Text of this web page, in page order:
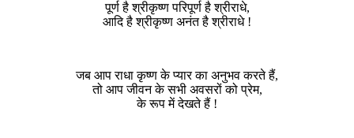
पूर्ण है श्रीकृष्ण परिपूर्ण है श्रीराधे,
आदि है श्रीकृष्ण अनंत है श्रीराधे !
जब आप राधा कृष्ण के प्यार का अनुभव करते हैं,
तो आप जीवन के सभी अवसरों को प्रेम,
के रूप में देखते हैं !